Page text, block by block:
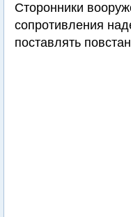
Сторонники
сопротивления
поставлять